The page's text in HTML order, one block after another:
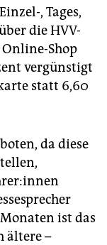
, Tages,
die HVV-
Online-Shop
vergünstigt
statt 6,60
da diese
ist das
ältere –